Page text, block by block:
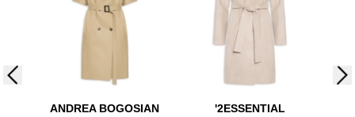
ADICIONAR AO CARRINHO
ANDREA BOGOSIAN
ADICIONAR AO CARRINHO
'2ESSENTIAL